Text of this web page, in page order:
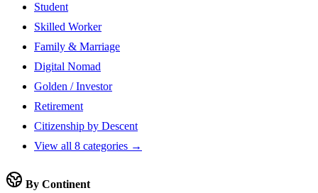
Student
Skilled Worker
Family & Marriage
Digital Nomad
Golden / Investor
Retirement
Citizenship by Descent
View all 8 categories →
By Continent